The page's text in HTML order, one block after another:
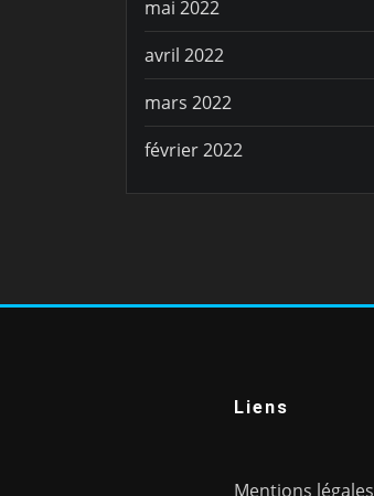
mai 2022
avril 2022
mars 2022
février 2022
Liens
Mentions légales